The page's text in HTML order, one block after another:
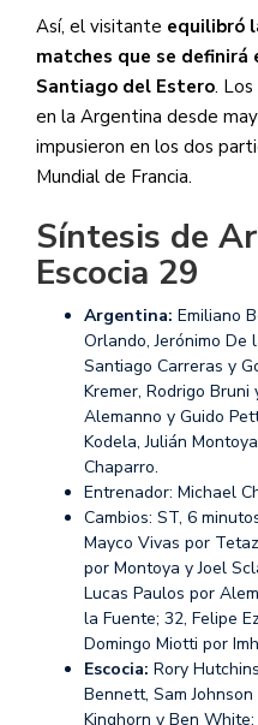
Así, el visitante equilibró
matches que se definirá
Santiago del Estero. Los
en la Argentina desde
impusieron en los dos
Mundial de Francia.
Síntesis de
Escocia 29
Argentina: Emiliano
Orlando, Jerónimo De
Santiago Carreras y
Kremer, Rodrigo Bruni
Alemanno y Guido
Kodela, Julián
Chaparro.
Entrenador: Michael
Cambios: ST, 6
Mayco Vivas por
por Montoya y Joel
Lucas Paulos por
la Fuente; 32, Felipe
Domingo Miotti por
Escocia: Rory
Bennett, Sam
Kinghorn y Ben